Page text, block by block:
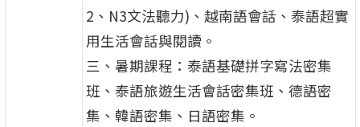
2、N3文法聽力)、越南語會話、泰語超實
用生活會話與閱讀。
三、暑期課程：泰語基礎拼字寫法密集
班、泰語旅遊生活會話密集班、德語密
集、韓語密集、日語密集。